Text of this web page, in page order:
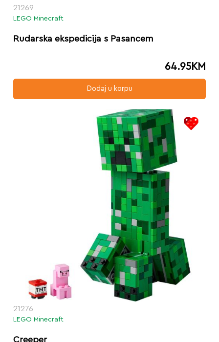
21269
LEGO Minecraft
Rudarska ekspedicija s Pasancem
64.95KM
Dodaj u korpu
21276
LEGO Minecraft
Creeper